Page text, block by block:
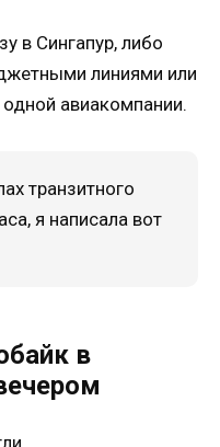
в Сингапур, либо
линиями или
авиакомпании.
транзитного
я написала вот
в